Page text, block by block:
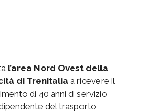
l’area Nord Ovest della
di Trenitalia a ricevere il
di 40 anni di servizio
del trasporto